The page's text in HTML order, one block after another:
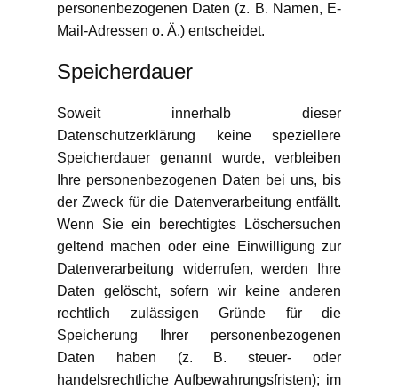
personenbezogenen Daten (z. B. Namen, E-
Mail-Adressen o. Ä.) entscheidet.
Speicherdauer
Soweit innerhalb dieser
Datenschutzerklärung keine speziellere
Speicherdauer genannt wurde, verbleiben
Ihre personenbezogenen Daten bei uns, bis
der Zweck für die Datenverarbeitung entfällt.
Wenn Sie ein berechtigtes Löschersuchen
geltend machen oder eine Einwilligung zur
Datenverarbeitung widerrufen, werden Ihre
Daten gelöscht, sofern wir keine anderen
rechtlich zulässigen Gründe für die
Speicherung Ihrer personenbezogenen
Daten haben (z. B. steuer- oder
handelsrechtliche Aufbewahrungsfristen); im